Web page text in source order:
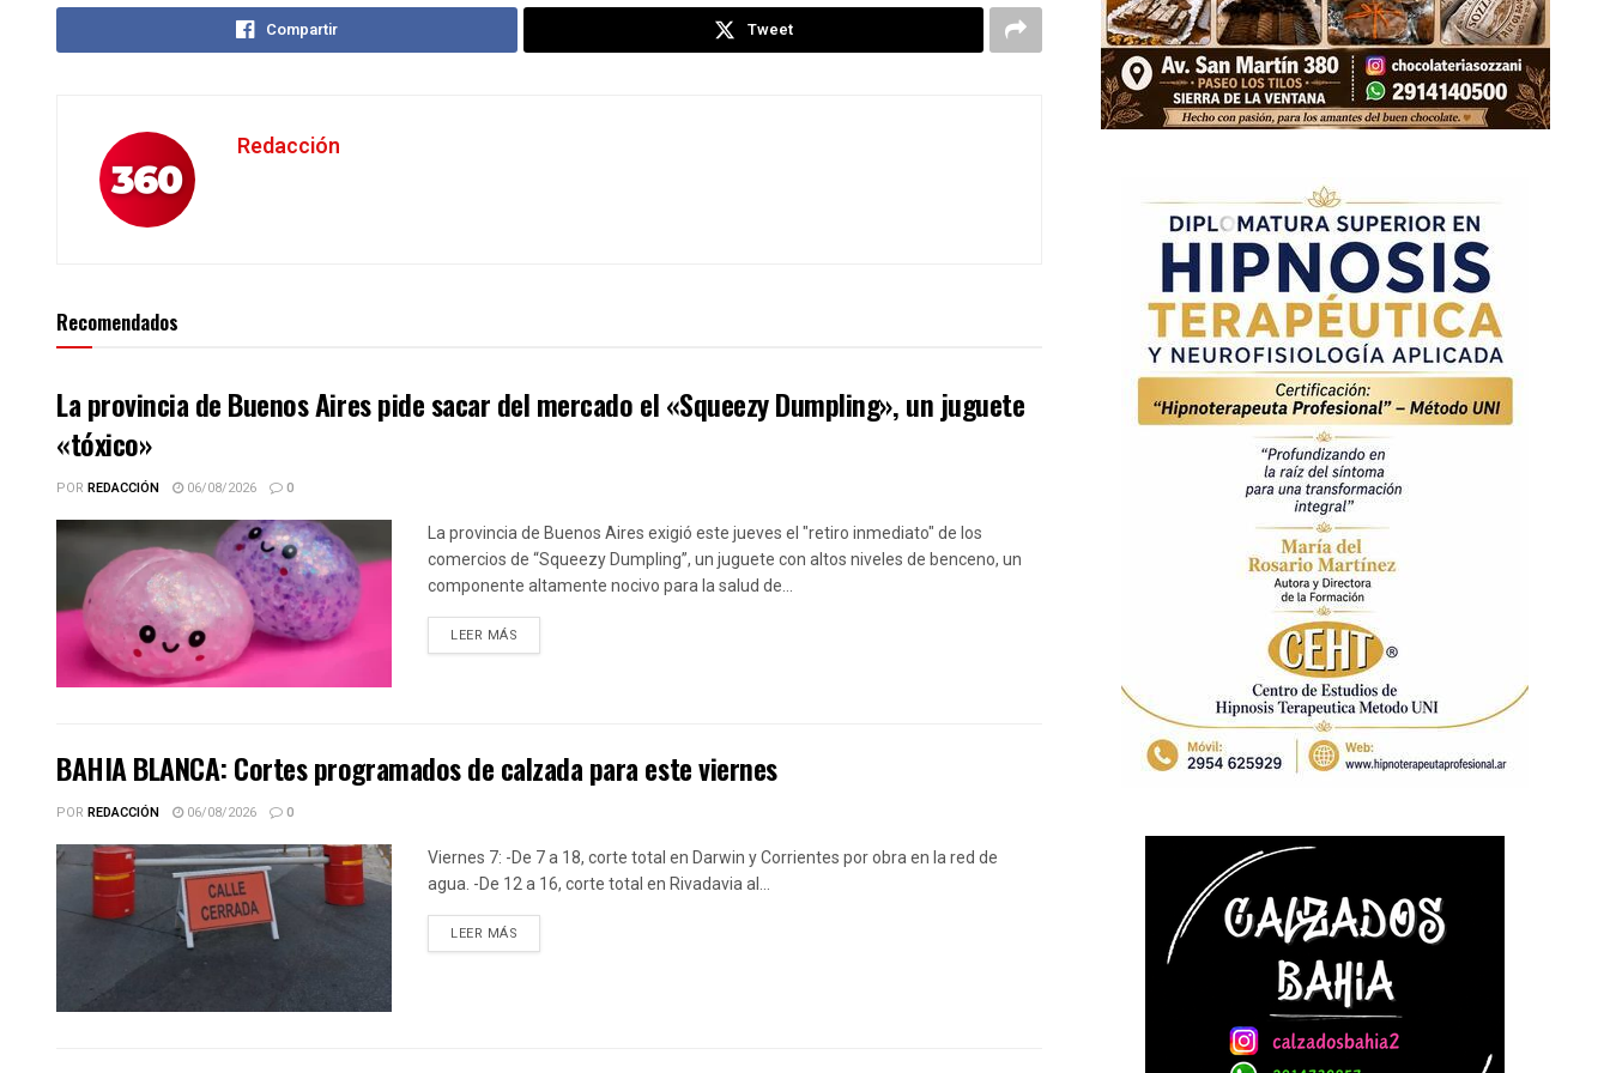
Compartir Tweet
Redacción
Recomendados
La provincia de Buenos Aires pide sacar del mercado el «Squeezy Dumpling», un juguete
«tóxico»
POR REDACCIÓN 06/08/2026 0
La provincia de Buenos Aires exigió este jueves el "retiro inmediato" de los
comercios de “Squeezy Dumpling”, un juguete con altos niveles de benceno, un
componente altamente nocivo para la salud de...
LEER MÁS
BAHIA BLANCA: Cortes programados de calzada para este viernes
POR REDACCIÓN 06/08/2026 0
Viernes 7: -De 7 a 18, corte total en Darwin y Corrientes por obra en la red de
agua. -De 12 a 16, corte total en Rivadavia al...
LEER MÁS